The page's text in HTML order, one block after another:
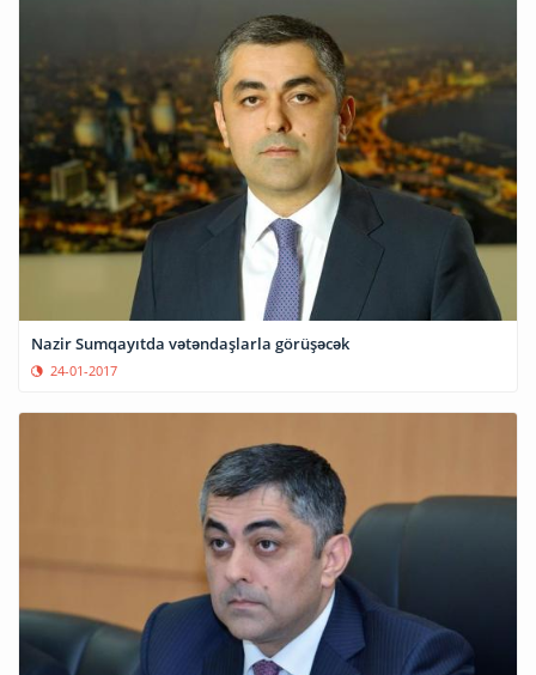
Nazir Sumqayıtda vətəndaşlarla görüşəcək
24-01-2017